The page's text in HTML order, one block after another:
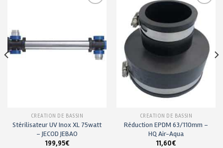
souhaits
CRÉATION DE BASSIN
Stérilisateur UV Inox XL 75watt
– JECOD JEBAO
199,95€
Ajouter
à ma
liste de
souhaits
CRÉATION DE BASSIN
Réduction EPDM 63/110mm –
HQ Air-Aqua
11,60€